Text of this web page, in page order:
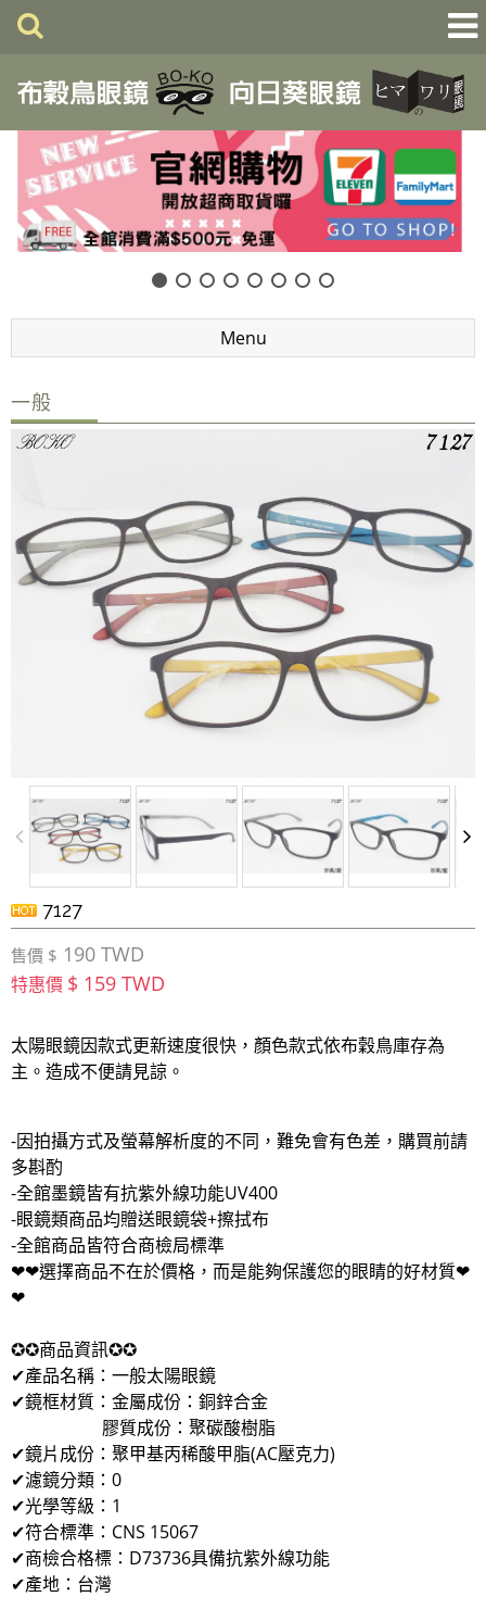
Menu
一般
7127
售價 $ 190 TWD
特惠價 $ 159 TWD
太陽眼鏡因款式更新速度很快，顏色款式依布穀鳥庫存為
主。造成不便請見諒。
-因拍攝方式及螢幕解析度的不同，難免會有色差，購買前請
多斟酌
-全館墨鏡皆有抗紫外線功能UV400
-眼鏡類商品均贈送眼鏡袋+擦拭布
-全館商品皆符合商檢局標準
❤❤選擇商品不在於價格，而是能夠保護您的眼睛的好材質❤
❤
✪✪商品資訊✪✪
✔產品名稱：一般太陽眼鏡
✔鏡框材質：金屬成份：銅鋅合金
膠質成份：聚碳酸樹脂
✔鏡片成份： 聚甲基丙稀酸甲脂(AC壓克力)
✔濾鏡分類：0
✔光學等級：1
✔符合標準：CNS 15067
✔商檢合格標：D73736具備抗紫外線功能
✔產地：台灣